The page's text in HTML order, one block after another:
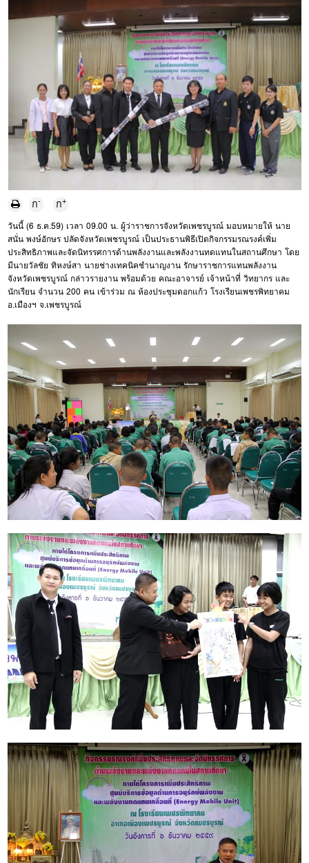
ก- ก+
วันนี้ (6 ธ.ค.59) เวลา 09.00 น. ผู้ว่าราชการจังหวัดเพชรบูรณ์ มอบหมายให้ นาย
สนั่น พงษ์อักษร ปลัดจังหวัดเพชรบูรณ์ เป็นประธานพิธีเปิดกิจกรรมรณรงค์เพิ่ม
ประสิทธิภาพและจัดนิทรรศการด้านพลังงานและพลังงานทดแทนในสถานศึกษา โดย
มีนายวัลชัย ทิหงษ์สา นายช่างเทคนิคชำนาญงาน รักษาราชการแทนพลังงาน
จังหวัดเพชรบูรณ์ กล่าวรายงาน พร้อมด้วย คณะอาจารย์ เจ้าหน้าที่ วิทยากร และ
นักเรียน จำนวน 200 คน เข้าร่วม ณ ห้องประชุมดอกแก้ว โรงเรียนเพชรพิทยาคม
อ.เมืองฯ จ.เพชรบูรณ์